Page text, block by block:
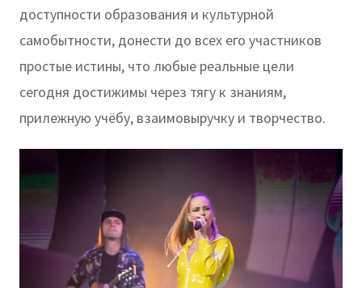
доступности образования и культурной
самобытности, донести до всех его участников
простые истины, что любые реальные цели
сегодня достижимы через тягу к знаниям,
прилежную учёбу, взаимовыручку и творчество.